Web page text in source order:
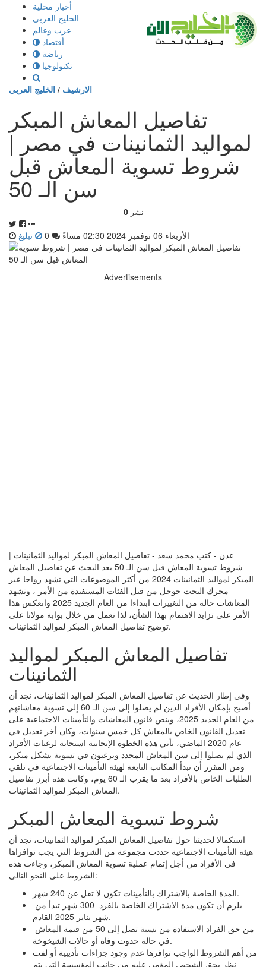
إذهب
المحتوى
أخبار محلية
الخليج العربي
عرب وعالم
أقتصاد
رياضة
تكنولوجيا
الارشيف / الخليج العربي
تفاصيل المعاش المبكر
لمواليد الثمانينات في مصر |
شروط تسوية المعاش قبل
سن الـ 50
0 نشر
الأربعاء 06 نوفمبر 2024 02:30 مساءً تبليغ
Advertisements
عدن - كتب محمد سعد - تفاصيل المعاش المبكر لمواليد الثمانينات |
شروط تسوية المعاش قبل سن الـ 50 يعد البحث عن تفاصيل المعاش
المبكر لمواليد الثمانينات 2024 من أكثر الموضوعات التي تشهد رواجا عبر
محرك البحث جوجل من قبل الفئات المستفيدة من الأمر ، وتشهد
المعاشات حالة من التغييرات ابتداءا من العام الجديد 2025 وانعكس هذا
الأمر على تزايد الاهتمام بهذا الشأن، لذا نعمل من خلال بوابة مولانا على
توضيح تفاصيل المعاش المبكر لمواليد الثمانينات.
تفاصيل المعاش المبكر لمواليد
الثمانينات
وفي إطار الحديث عن تفاصيل المعاش المبكر لمواليد الثمانينات، نجد أن
أصبح بإمكان الأفراد الذين لم يصلوا إلى سن الـ 60 إلى تسوية معاشاتهم
من العام الجديد 2025، وينص قانون المعاشات والتأمينات الاجتماعية على
تعديل القانون الخاص بالمعاش كل خمس سنوات، وكان أخر تعديل في
عام 2020 الماضي، تأتي هذه الخطوة الإيجابية استجابة لرغبات الأفراد
الذي لم يصلوا إلى سن المعاش المحدد ويرغبون في تسوية بشكل مبكر،
ومن المقرر أن تبدأ المكاتب التابعة لهيئة التأمينات الاجتماعية في تلقي
الطلبات الخاص بالأفراد بعد ما يقرب الـ 60 يوم، وكانت هذه أبرز تفاصيل
المعاش المبكر لمواليد الثمانينات.
شروط تسوية المعاش المبكر
استكمالا لحديثنا حول تفاصيل المعاش المبكر لمواليد الثمانينات، نجد أن
هيئة التأمينات الاجتماعية حددت مجموعة من الشروط التي يجب توافراها
في الأفراد من أجل إتمام عملية تسوية المعاش المبكر، وجاءت هذه
الشروط على النحو التالي:
المدة الخاصة بالاشتراك بالتأمينات تكون لا تقل عن 240 شهر.
شهر يناير 2025 القادم.
في حالة حدوث وفاة أو حالات الشيخوخة.
من أهم الشروط الواجب توافرها عدم وجود جزاءات تأديبية أو لفت
نظر بحق الشخص المؤمن عليه من جانب المؤسسة التي يتم